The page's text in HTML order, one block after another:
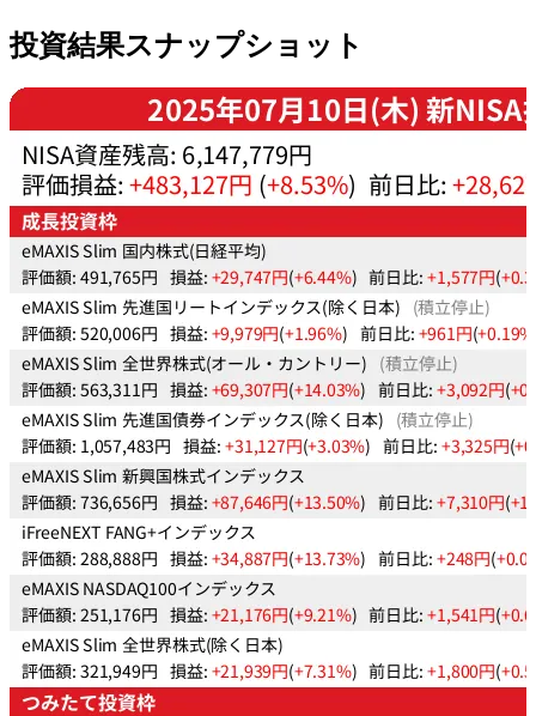
投資結果スナップショット